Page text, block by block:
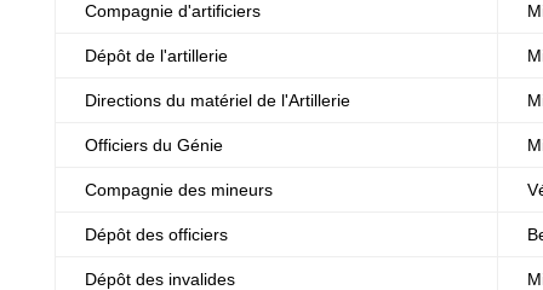
Compagnie d'artificiers
Dépôt de l'artillerie
Directions du matériel de l'Artillerie
Officiers du Génie
Compagnie des mineurs
Dépôt des officiers
Dépôt des invalides